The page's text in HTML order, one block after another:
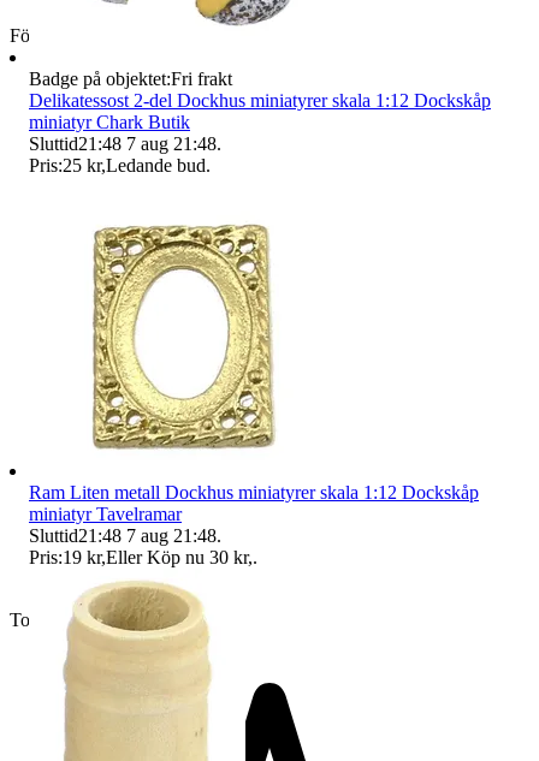
Företag
Toppsäljare
Badge på objektet:Fri frakt
Delikatessost 2-del Dockhus miniatyrer skala 1:12 Dockskåp
miniatyr Chark Butik
Sluttid21:48 7 aug 21:48.
Pris:25 kr,Ledande bud.
Ram Liten metall Dockhus miniatyrer skala 1:12 Dockskåp
miniatyr Tavelramar
Sluttid21:48 7 aug 21:48.
Pris:19 kr,Eller Köp nu 30 kr,.